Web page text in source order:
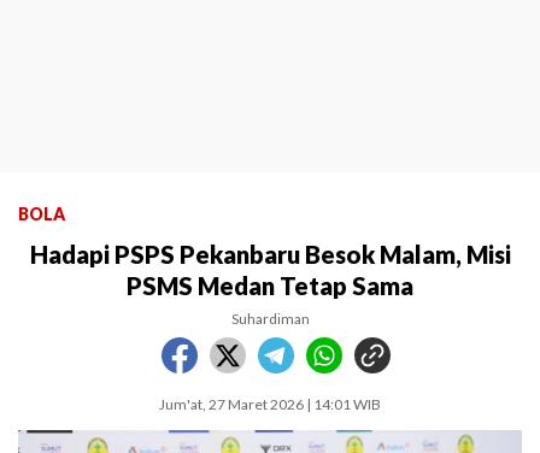
BOLA
Hadapi PSPS Pekanbaru Besok Malam, Misi
PSMS Medan Tetap Sama
Suhardiman
Jum'at, 27 Maret 2026 | 14:01 WIB